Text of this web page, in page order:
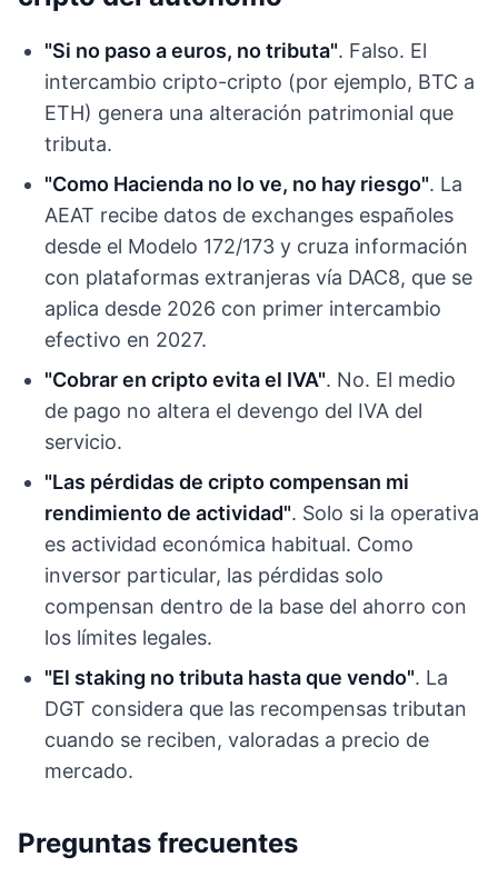
"Si no paso a euros, no tributa". Falso. El
intercambio cripto-cripto (por ejemplo, BTC a
ETH) genera una alteración patrimonial que
tributa.
"Como Hacienda no lo ve, no hay riesgo". La
AEAT recibe datos de exchanges españoles
desde el Modelo 172/173 y cruza información
con plataformas extranjeras vía DAC8, que se
aplica desde 2026 con primer intercambio
efectivo en 2027.
"Cobrar en cripto evita el IVA". No. El medio
de pago no altera el devengo del IVA del
servicio.
"Las pérdidas de cripto compensan mi
rendimiento de actividad". Solo si la operativa
es actividad económica habitual. Como
inversor particular, las pérdidas solo
compensan dentro de la base del ahorro con
los límites legales.
"El staking no tributa hasta que vendo". La
DGT considera que las recompensas tributan
cuando se reciben, valoradas a precio de
mercado.
Preguntas frecuentes